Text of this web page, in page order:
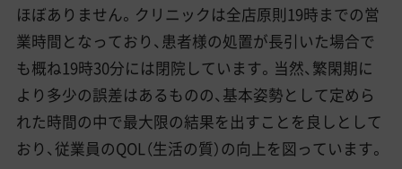
ほぼありません。クリニックは全店原則19時までの営
業時間となっており、患者様の処置が長引いた場合で
も概ね19時30分には閉院しています。当然、繁閑期に
より多少の誤差はあるものの、基本姿勢として定めら
れた時間の中で最大限の結果を出すことを良しとして
おり、従業員のQOL（生活の質）の向上を図っています。